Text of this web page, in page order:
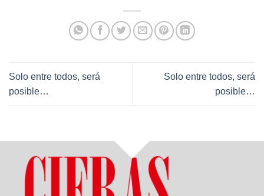
Solo entre todos, será
posible…
Solo entre todos, será
posible…